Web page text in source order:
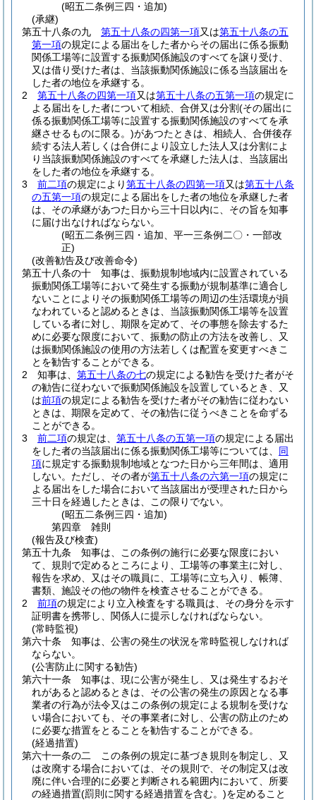
(昭五二条例三四・追加)
(承継)
第五十八条の九
第五十八条の四第一項又は第五十八条の五
第一項の規定による届出をした者からその届出に係る振動
関係工場等に設置する振動関係施設のすべてを譲り受け、
又は借り受けた者は、当該振動関係施設に係る当該届出を
した者の地位を承継する。
2
第五十八条の四第一項又は第五十八条の五第一項の規定に
よる届出をした者について相続、合併又は分割(その届出に
係る振動関係工場等に設置する振動関係施設のすべてを承
継させるものに限る。)があつたときは、相続人、合併後存
続する法人若しくは合併により設立した法人又は分割によ
り当該振動関係施設のすべてを承継した法人は、当該届出
をした者の地位を承継する。
3
前二項の規定により第五十八条の四第一項又は第五十八条
の五第一項の規定による届出をした者の地位を承継した者
は、その承継があつた日から三十日以内に、その旨を知事
に届け出なければならない。
(昭五二条例三四・追加、平一三条例二〇・一部改
正)
(改善勧告及び改善命令)
第五十八条の十
知事は、振動規制地域内に設置されている
振動関係工場等において発生する振動が規制基準に適合し
ないことによりその振動関係工場等の周辺の生活環境が損
なわれていると認めるときは、当該振動関係工場等を設置
している者に対し、期限を定めて、その事態を除去するた
めに必要な限度において、振動の防止の方法を改善し、又
は振動関係施設の使用の方法若しくは配置を変更すべきこ
とを勧告することができる。
2
知事は、 第五十八条の七の規定による勧告を受けた者がそ
の勧告に従わないで振動関係施設を設置しているとき、又
は前項の規定による勧告を受けた者がその勧告に従わない
ときは、期限を定めて、その勧告に従うべきことを命ずる
ことができる。
3
前二項の規定は、 第五十八条の五第一項の規定による届出
をした者の当該届出に係る振動関係工場等については、 同
項に規定する振動規制地域となつた日から三年間は、適用
しない。 ただし、その者が第五十八条の六第一項の規定に
よる届出をした場合において当該届出が受理された日から
三十日を経過したときは、この限りでない。
(昭五二条例三四・追加)
第四章
雑則
(報告及び検査)
第五十九条
知事は、この条例の施行に必要な限度におい
て、規則で定めるところにより、工場等の事業主に対し、
報告を求め、又はその職員に、工場等に立ち入り、帳簿、
書類、施設その他の物件を検査させることができる。
2
前項の規定により立入検査をする職員は、その身分を示す
証明書を携帯し、関係人に提示しなければならない。
(常時監視)
第六十条
知事は、公害の発生の状況を常時監視しなければ
ならない。
(公害防止に関する勧告)
第六十一条
知事は、現に公害が発生し、又は発生するおそ
れがあると認めるときは、その公害の発生の原因となる事
業者の行為が法令又はこの条例の規定による規制を受けな
い場合においても、その事業者に対し、公害の防止のため
に必要な措置をとることを勧告することができる。
(経過措置)
第六十一条の二
この条例の規定に基づき規則を制定し、又
は改廃する場合においては、その規則で、その制定又は改
廃に伴い合理的に必要と判断される範囲内において、所要
の経過措置(罰則に関する経過措置を含む。)を定めること